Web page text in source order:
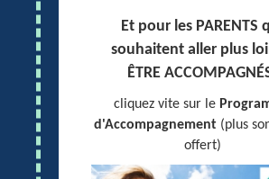
Et pour les PARENTS
souhaitent aller plus
ÊTRE
cliquez vite sur le
d'Accompagnement (plus
offert)